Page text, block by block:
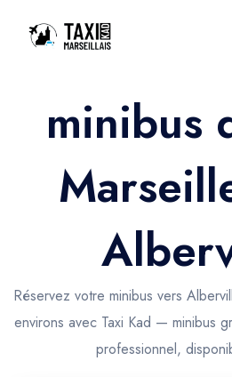
Accueil
Nos services
Nos services
Trajet Gare SNCF
Trajet Port croisière
Trajet Séminaire
Trajet Santé
Réservation
Actualités & évènements
Contactez-nous
minibus
Réservez votre minibus vers
environs avec Taxi Kad — minibus
professionnel,